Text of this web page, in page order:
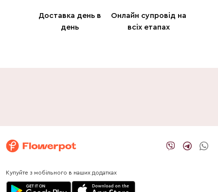
Доставка день в
день
Онлайн супровід на
всіх етапах
Купуйте з мобільного в наших додатках